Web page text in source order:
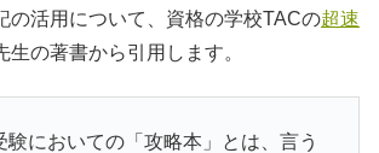
の活用について、資格の学校TACの超速
生の著書から引用します。
験においての「攻略本」とは、言う